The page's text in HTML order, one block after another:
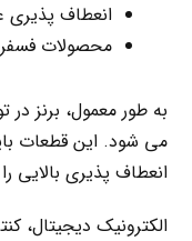
انعطاف پذیری
محصولات فسفر
به طور معمول، برنز در
می شود. این قطعات
انعطاف پذیری بالایی
الکترونیک دیجیتال،